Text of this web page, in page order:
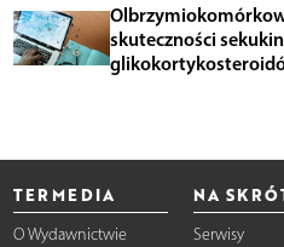
skuteczności
TERMEDIA
O Wydawnictwie
NA
Serwisy